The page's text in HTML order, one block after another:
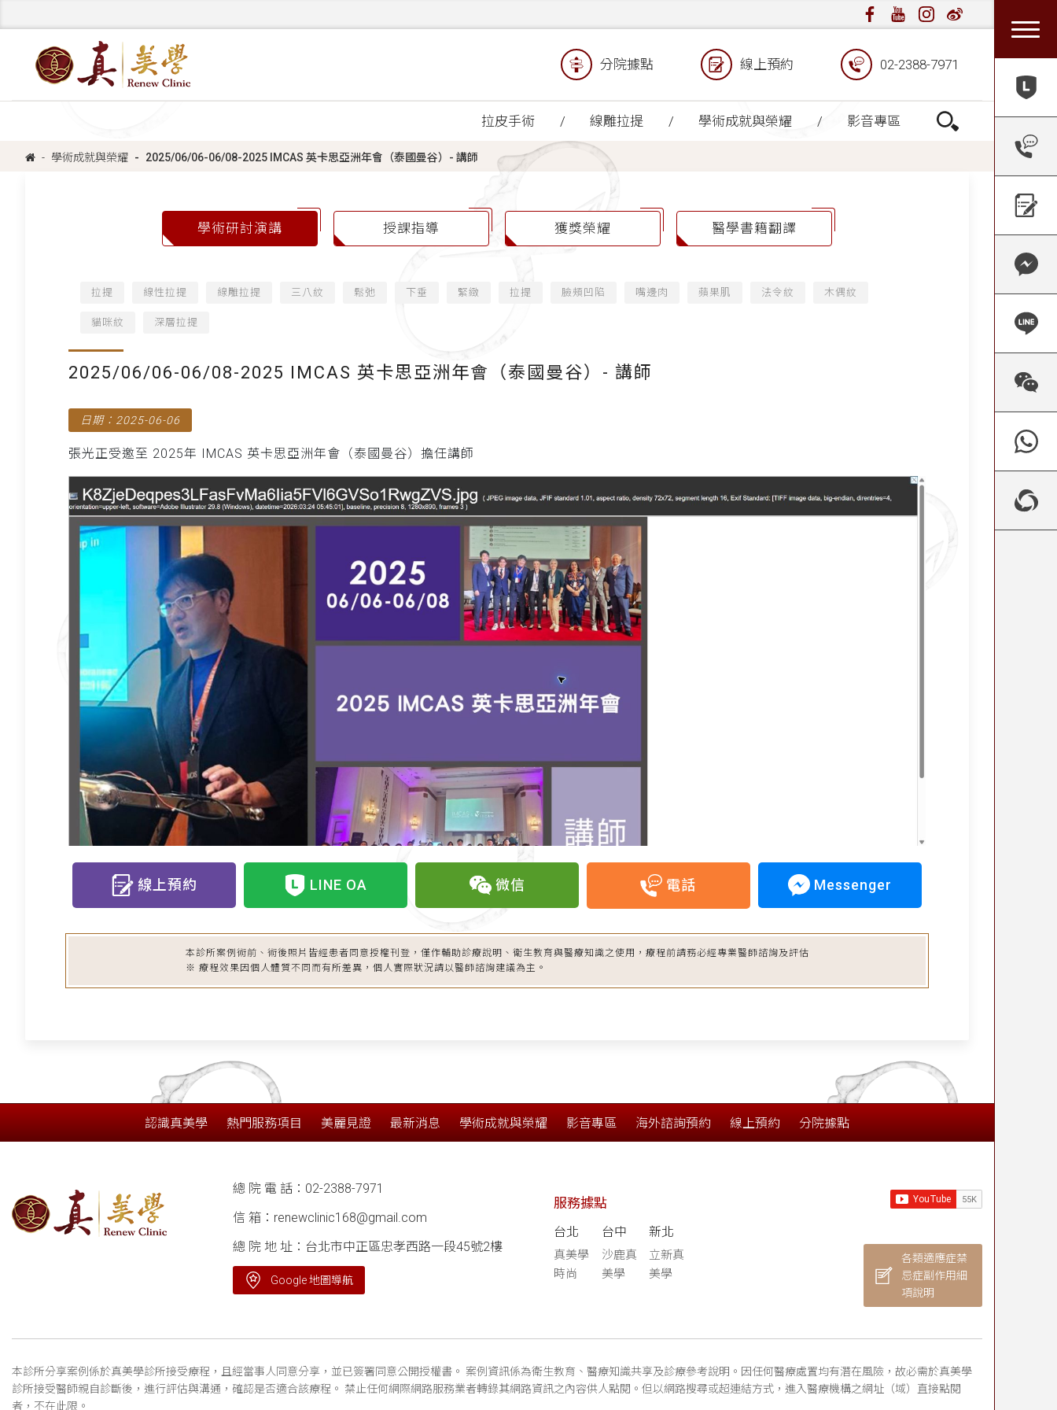
分院據點 線上預約 02-2388-7971
拉皮手術 線雕拉提 學術成就與榮耀 影音專區
學術成就與榮耀 2025/06/06-06/08-2025 IMCAS 英卡思亞洲年會（泰國曼谷）- 講師
學術研討演講 授課指導 獲獎榮耀 醫學書籍翻譯
拉提 線性拉提 線雕拉提 三八紋 鬆弛 下垂 緊緻 拉提 臉頰凹陷 嘴邊肉 蘋果肌 法令紋 木偶紋
貓咪紋 深層拉提
2025/06/06-06/08-2025 IMCAS 英卡思亞洲年會（泰國曼谷）- 講師
日期：2025-06-06
張光正受邀至 2025年 IMCAS 英卡思亞洲年會（泰國曼谷）擔任講師
線上預約 LINE OA 微信 電話 Messenger
本診所案例術前、術後照片皆經患者同意授權刊登，僅作輔助診療說明、衛生教育與醫療知識之使用，療程前請務必經專業醫師諮詢及評估
※ 療程效果因個人體質不同而有所差異，個人實際狀況請以醫師諮詢建議為主。
認識真美學 熱門服務項目 美麗見證 最新消息 學術成就與榮耀 影音專區 海外諮詢預約 線上預約 分院據點
總 院 電 話： 02-2388-7971
信 箱： renewclinic168@gmail.com
總 院 地 址：台北市中正區忠孝西路一段45號2樓
Google 地圖導航
服務據點
台北
真美學
時尚
台中
沙鹿真
美學
新北
立新真
美學
各類適應症禁
忌症副作用細
項說明
本診所分享案例係於真美學診所接受療程，且經當事人同意分享，並已簽署同意公開授權書。 案例資訊係為衛生教育、醫療知識共享及診療參考說明。因任何醫療處置均有潛在風險，故必需於真美學
診所接受醫師親自診斷後，進行評估與溝通，確認是否適合該療程。 禁止任何網際網路服務業者轉錄其網路資訊之內容供人點閱。但以網路搜尋或超連結方式，進入醫療機構之網址（域）直接點閱
者，不在此限。